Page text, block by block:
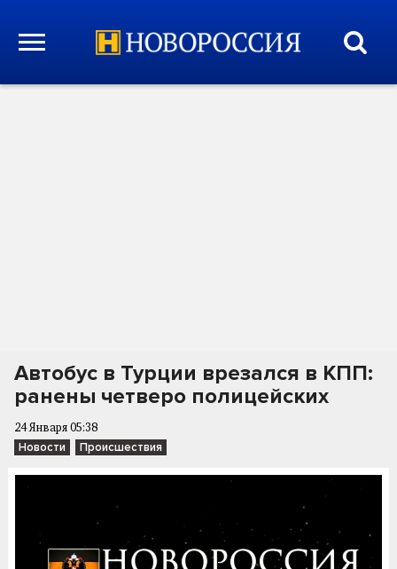
Автобус в Турции врезался в КПП:
ранены четверо полицейских
24 Января 05:38
Новости Происшествия